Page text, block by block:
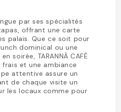
par ses spécialités
offrant une carte
palais. Que ce soit pour
dominical ou une
soirée, TARANNÀ CAFÈ
et une ambiance
attentive assure un
de chaque visite un
les locaux comme pour